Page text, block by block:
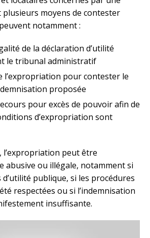
moyens de contester
notamment :
de la déclaration d’utilité
le tribunal administratif
l’expropriation pour contester le
proposée
pour excès de pouvoir afin de
d’expropriation sont
l’expropriation peut être
abusive ou illégale, notamment si
d’utilité publique, si les procédures
respectées ou si l’indemnisation
insuffisante.